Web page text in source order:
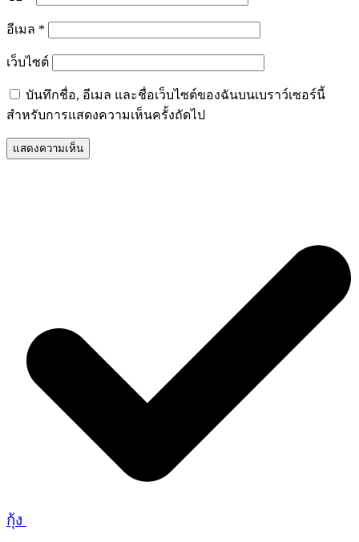
อีเมล *
เว็บไซต์
บันทึกชื่อ, อีเมล และชื่อเว็บไซต์ของฉันบนเบราว์เซอร์นี้
สำหรับการแสดงความเห็นครั้งถัดไป
กุ้ง